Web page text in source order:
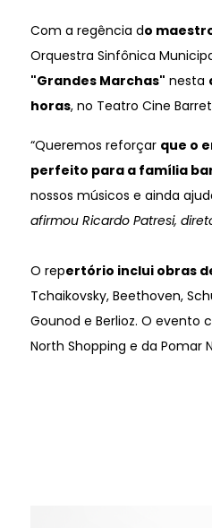
Com a regência do
Orquestra Sinfônica
"Grandes Marchas" nesta
horas, no Teatro Cine
“Queremos reforçar que o
perfeito para a família
nossos músicos e ainda
afirmou Ricardo Patresi,
O repertório inclui obras
Tchaikovsky, Beethoven,
Gounod e Berlioz. O evento
North Shopping e da Pomar